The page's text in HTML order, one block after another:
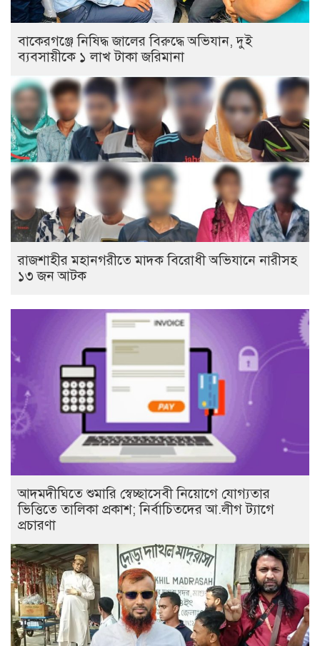
বাকেরগঞ্জে নিষিদ্ধ জালের বিরুদ্ধে অভিযান, দুই
ব্যবসায়ীকে ১ লাখ টাকা জরিমানা
রাজশাহীর মহানগরীতে মাদক বিরোধী অভিযানে নারীসহ
১৩ জন আটক
আদমদীঘিতে শুমারি স্বেচ্ছাসেবী নিয়োগে যোগ্যতার
ভিত্তিতে তালিকা প্রকাশ; নির্বাচিতদের আ.লীগ ট্যাগে
প্রচারণা